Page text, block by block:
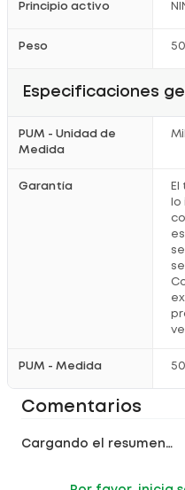
Principio activo
Peso
Especificaciones
PUM - Unidad de
Medida
Garantía
PUM - Medida
Comentarios
Cargando el resumen…